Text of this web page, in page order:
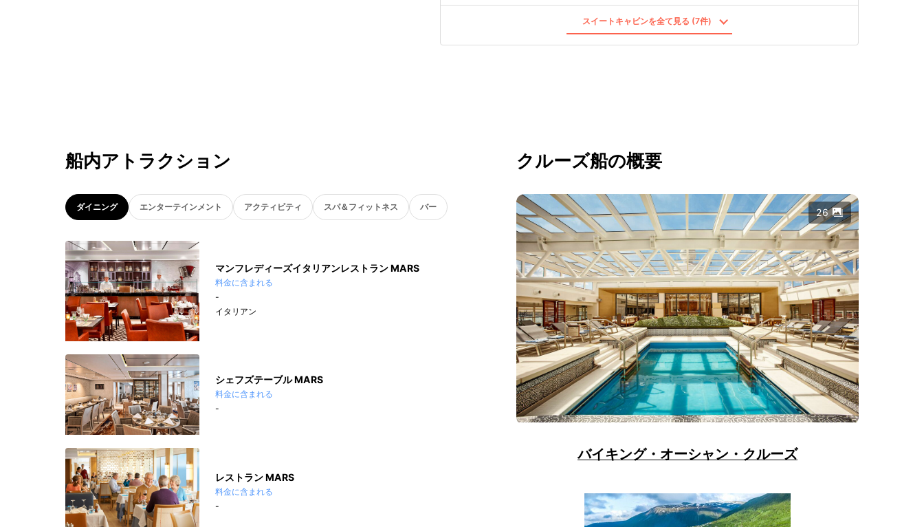
スイートキャビンを全て見る (7件)
船内アトラクション
ダイニング エンターテインメント アクティビティ スパ＆フィットネス バー
マンフレディーズイタリアンレストラン MARS
料金に含まれる
-
イタリアン
シェフズテーブル MARS
料金に含まれる
-
レストラン MARS
料金に含まれる
-
クルーズ船の概要
26
バイキング・オーシャン・クルーズ